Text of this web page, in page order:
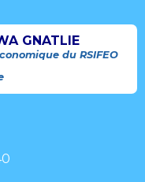
GNATLIE
du RSIFEO